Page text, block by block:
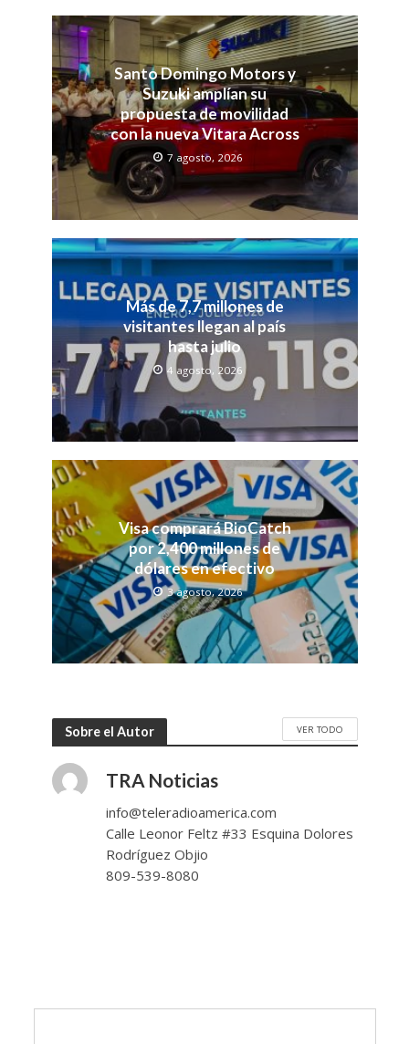
Santo Domingo Motors y
Suzuki amplían su
propuesta de movilidad
con la nueva Vitara Across
7 agosto, 2026
Más de 7,7 millones de
visitantes llegan al país
hasta julio
4 agosto, 2026
Visa comprará BioCatch
por 2,400 millones de
dólares en efectivo
3 agosto, 2026
Sobre el Autor VER TODO
TRA Noticias
info@teleradioamerica.com
Calle Leonor Feltz #33 Esquina Dolores
Rodríguez Objio
809-539-8080